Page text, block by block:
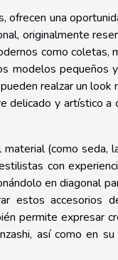
una
originalmente
como coletas,
modelos pequeños
realzar un
delicado y artístico a
(como seda,
con
en diagonal
estos accesorios
permite expresar
así como en